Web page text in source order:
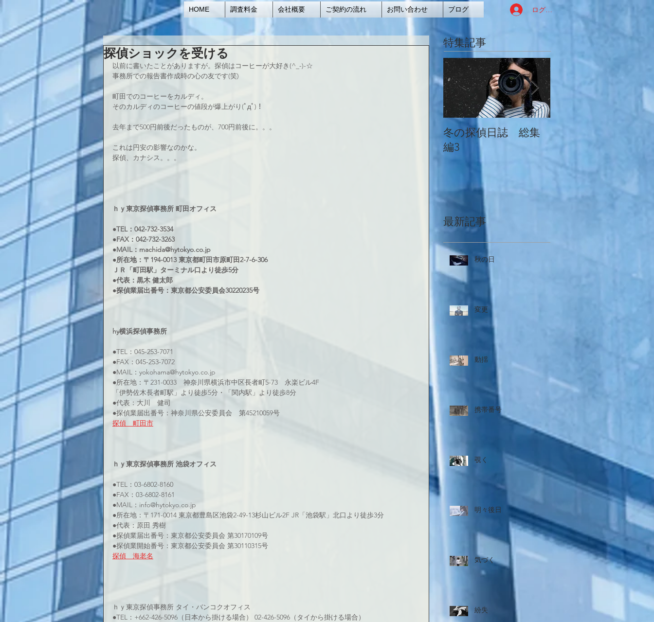
HOME 調査料金 会社概要 ご契約の流れ お問い合わせ ブログ ログイン
探偵ショックを受ける
以前に書いたことがありますが。探偵はコーヒーが大好き(^_-)-☆
事務所での報告書作成時の心の友です(笑)
町田でのコーヒーをカルディ。
そのカルディのコーヒーの値段が爆上がり(ﾟдﾟ)！
去年まで500円前後だったものが、700円前後に。。。
これは円安の影響なのかな。
探偵、カナシス。。。
ｈｙ東京探偵事務所 町田オフィス
●TEL：042-732-3534
●FAX：042-732-3263
●MAIL：machida@hytokyo.co.jp
●所在地：〒194-0013 東京都町田市原町田2-7-6-306
ＪＲ「町田駅」ターミナル口より徒歩5分
●代表：黒木 健太郎
●探偵業届出番号：東京都公安委員会30220235号
hy横浜探偵事務所
●TEL：045-253-7071
●FAX：045-253-7072
●MAIL：yokohama@hytokyo.co.jp
●所在地：〒231-0033　神奈川県横浜市中区長者町5-73　永楽ビル4F
「伊勢佐木長者町駅」より徒歩5分・「関内駅」より徒歩8分
●代表：大川　健司
●探偵業届出番号：神奈川県公安委員会　第45210059号
探偵　町田市
ｈｙ東京探偵事務所 池袋オフィス
●TEL：03-6802-8160
●FAX：03-6802-8161
●MAIL：info@hytokyo.co.jp
●所在地：〒171-0014 東京都豊島区池袋2-49-13杉山ビル2F JR「池袋駅」北口より徒歩3分
●代表：原田 秀樹
●探偵業届出番号：東京都公安委員会 第30170109号
●探偵業開始番号：東京都公安委員会 第30110315号
探偵　海老名
ｈｙ東京探偵事務所 タイ・バンコクオフィス
●TEL：+662-426-5096（日本から掛ける場合） 02-426-5096（タイから掛ける場合）
特集記事
冬の探偵日誌 総集
編3
最新記事
秋の日
変更
動揺
携帯番号
覗く
明々後日
気づく
紛失